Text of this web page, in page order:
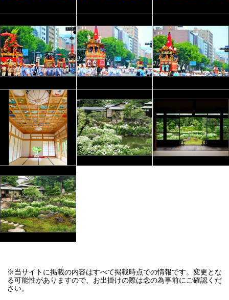
※当サイトに掲載の内容はすべて掲載時点での情報です。変更とな
る可能性がありますので、お出掛けの際は念の為事前にご確認くだ
さい。